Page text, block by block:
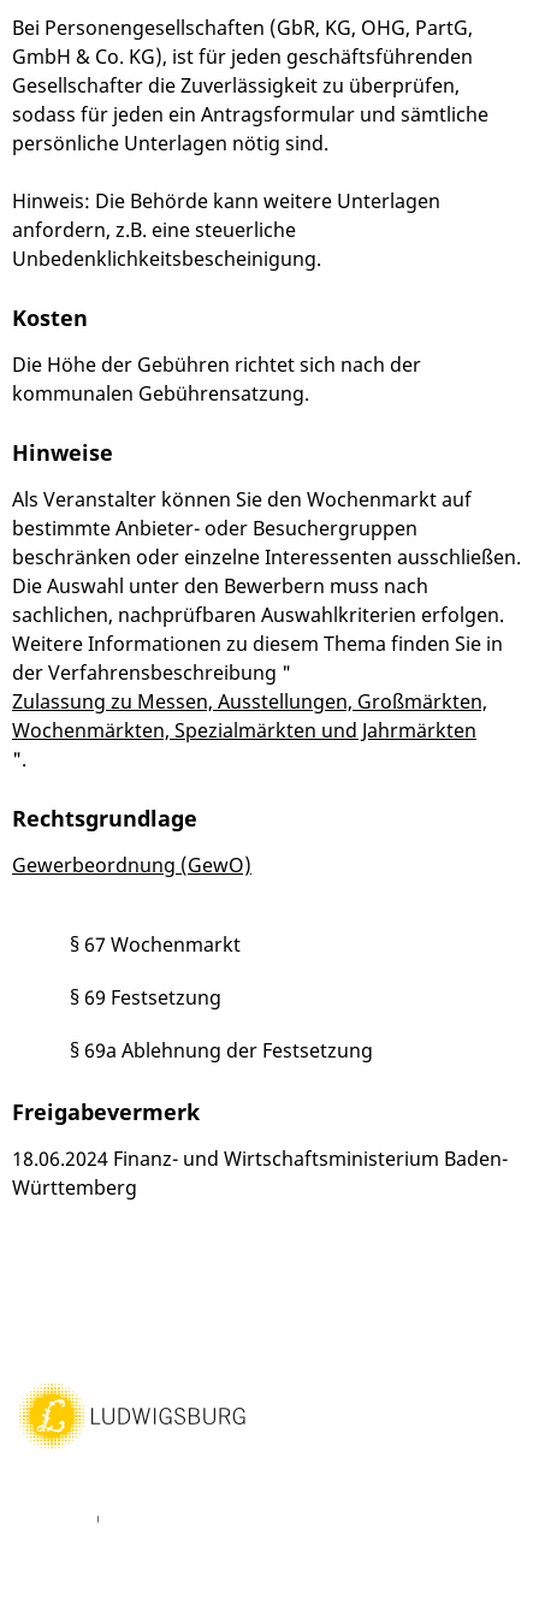
Bei Personengesellschaften (GbR, KG, OHG, PartG,
GmbH & Co. KG), ist für jeden geschäftsführenden
Gesellschafter die Zuverlässigkeit zu überprüfen,
sodass für jeden ein Antragsformular und sämtliche
persönliche Unterlagen nötig sind.
Hinweis: Die Behörde kann weitere Unterlagen
anfordern, z.B. eine steuerliche
Unbedenklichkeitsbescheinigung.
Kosten
Die Höhe der Gebühren richtet sich nach der
kommunalen Gebührensatzung.
Hinweise
Als Veranstalter können Sie den Wochenmarkt auf
bestimmte Anbieter- oder Besuchergruppen
beschränken oder einzelne Interessenten ausschließen.
Die Auswahl unter den Bewerbern muss nach
sachlichen, nachprüfbaren Auswahlkriterien erfolgen.
Weitere Informationen zu diesem Thema finden Sie in
der Verfahrensbeschreibung "
Zulassung zu Messen, Ausstellungen, Großmärkten,
Wochenmärkten, Spezialmärkten und Jahrmärkten
".
Rechtsgrundlage
Gewerbeordnung (GewO)
§ 67 Wochenmarkt
§ 69 Festsetzung
§ 69a Ablehnung der Festsetzung
Freigabevermerk
18.06.2024 Finanz- und Wirtschaftsministerium Baden-
Württemberg
Youtube